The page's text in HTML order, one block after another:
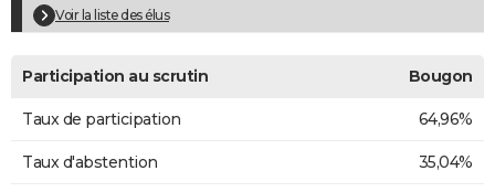
S'inscrire
Se connecter
Lycées
Collèges
Primaires
Universités
Entreprises
Service militaire
Avis de recherche
AVIS DE DÉCÈS
FORUM
Bricolage
Lifestyle
Culture
Sport
Auto
Television
Voyage
Cinema
Voir la liste des élus
Participation au scrutin Bougon
Taux de participation 64,96%
Taux d'abstention 35,04%